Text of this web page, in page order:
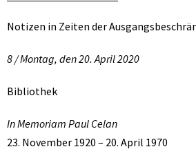
Notizen in Zeiten der
8 / Montag, den 20. April 2020
Bibliothek
In Memoriam Paul Celan
23. November 1920 – 20. April 1970